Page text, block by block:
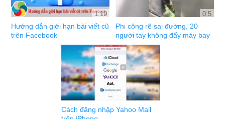
1:19
Hướng dẫn giới hạn bài viết cũ
trên Facebook
0:5
Phi công rẽ sai đường, 20
người tay không đẩy máy bay
Cách đăng nhập Yahoo Mail